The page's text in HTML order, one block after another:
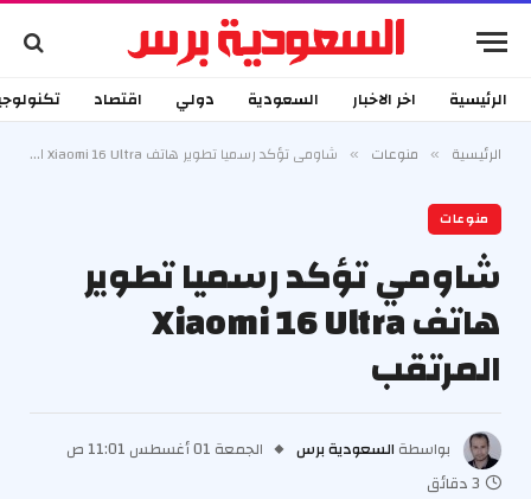
الرئيسية اخر الاخبار السعودية دولي اقتصاد
الرئيسية » منوعات » شاومي تؤكد رسميا تطوير هاتف Xiaomi 16 Ultra المرتقب
منوعات
شاومي تؤكد رسميا تطوير
هاتف Xiaomi 16 Ultra
المرتقب
بواسطة السعودية برس
الجمعة 01 أغسطس 11:01 ص
3 دقائق